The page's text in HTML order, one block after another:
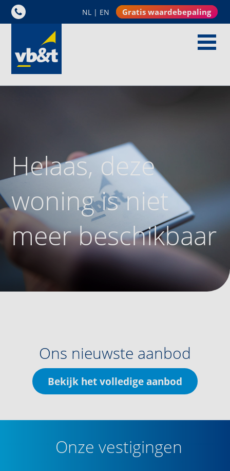
NL | EN Gratis waardebepaling
Helaas, deze
woning is niet
meer beschikbaar
Ons nieuwste aanbod
Bekijk het volledige aanbod
Onze vestigingen